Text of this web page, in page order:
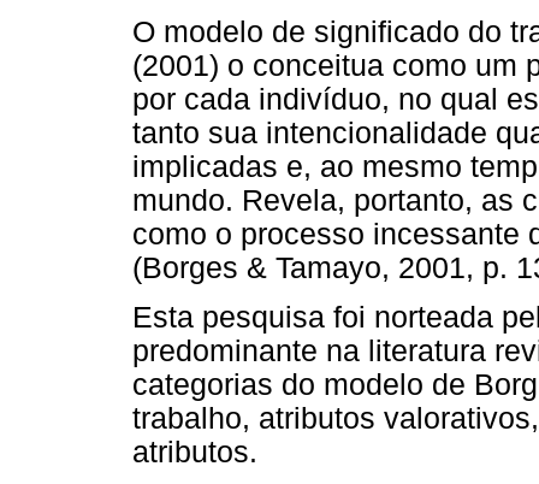
O modelo de significado do
(2001) o conceitua como um
por cada indivíduo, no qual
tanto sua intencionalidade
implicadas e, ao mesmo
mundo. Revela, portanto, as
como o processo incessante
(Borges & Tamayo, 2001, p.
Esta pesquisa foi norteada
predominante na literatura
categorias do modelo de
trabalho, atributos
atributos.